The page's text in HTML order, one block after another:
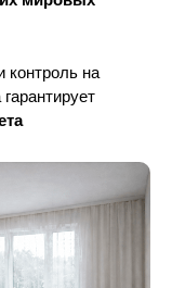
контроль на